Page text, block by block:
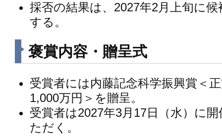
採否の結果は、2027年2月上旬に
する。
褒賞内容・贈呈式
受賞者には内藤記念科学振興賞＜
1,000万円＞を贈呈。
受賞者は2027年3月17日（水）に
ただく。